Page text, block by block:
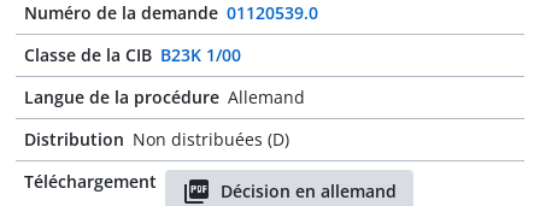
Numéro de la demande 01120539.0
Classe de la CIB B23K 1/00
Langue de la procédure Allemand
Distribution Non distribuées (D)
Téléchargement
Décision en allemand